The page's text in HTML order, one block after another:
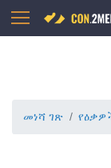
መነሻ ገጽ